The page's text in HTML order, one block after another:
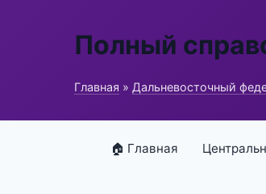
Полный
Главная » Дальневосточный
🏠 Главная